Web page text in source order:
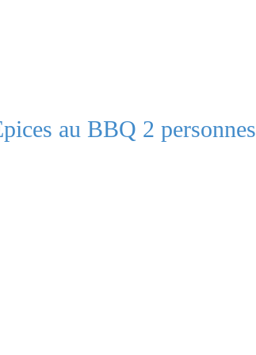
au BBQ 2 personnes